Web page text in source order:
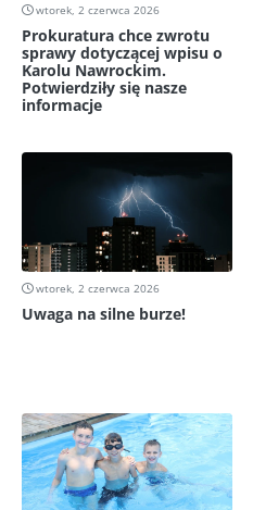
wtorek, 2 czerwca 2026
Prokuratura chce zwrotu
sprawy dotyczącej wpisu o
Karolu Nawrockim.
Potwierdziły się nasze
informacje
wtorek, 2 czerwca 2026
Uwaga na silne burze!